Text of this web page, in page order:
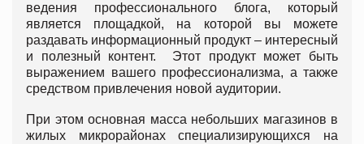
ведения профессионального блога, который
является площадкой, на которой вы можете
раздавать информационный продукт – интересный
и полезный контент. Этот продукт может быть
выражением вашего профессионализма, а также
средством привлечения новой аудитории.
При этом основная масса небольших магазинов в
жилых микрорайонах специализирующихся на